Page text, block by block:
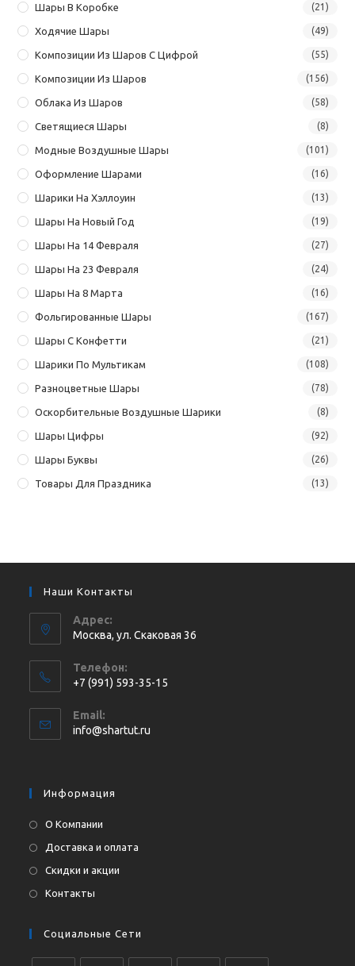
Шары В Коробке (21)
Ходячие Шары (49)
Композиции Из Шаров С Цифрой (55)
Композиции Из Шаров (156)
Облака Из Шаров (58)
Светящиеся Шары (8)
Модные Воздушные Шары (101)
Оформление Шарами (16)
Шарики На Хэллоуин (13)
Шары На Новый Год (19)
Шары На 14 Февраля (27)
Шары На 23 Февраля (24)
Шары На 8 Марта (16)
Фольгированные Шары (167)
Шары С Конфетти (21)
Шарики По Мультикам (108)
Разноцветные Шары (78)
Оскорбительные Воздушные Шарики (8)
Шары Цифры (92)
Шары Буквы (26)
Товары Для Праздника (13)
Наши Контакты
Адрес:
Москва, ул. Cкаковая 36
Телефон:
+7 (991) 593-35-15
в
вашем
Email:
info@shartut.ru
Информация
О Компании
Доставка и оплата
Скидки и акции
Контакты
Социальные Сети